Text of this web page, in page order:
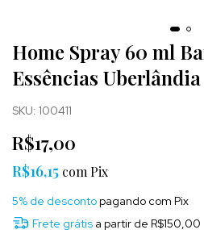
Home Spray 60 ml
Essências Uberlândia
SKU: 100411
R$17,00
R$16,15 com Pix
5% de descontopagando com Pix
Frete grátis a partir deR$150,00